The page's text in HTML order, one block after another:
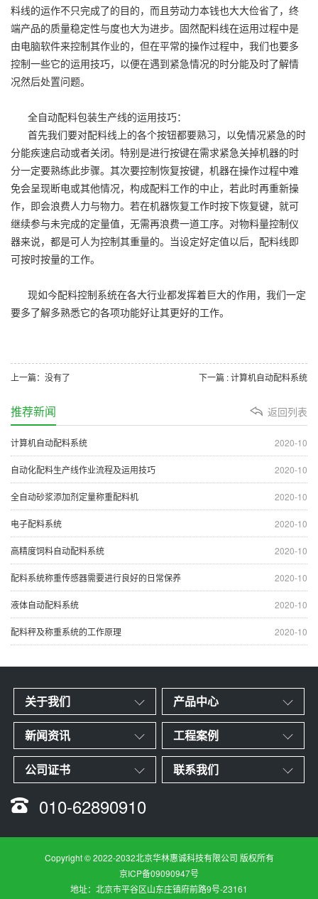
料线的运作不只完成了的目的，而且劳动力本钱也大大俭省了，终
端产品的质量稳定性与度也大为进步。固然配料线在运用过程中是
由电脑软件来控制其作业的，但在平常的操作过程中，我们也要多
控制一些它的运用技巧，以便在遇到紧急情况的时分能及时了解情
况然后处置问题。
全自动配料包装生产线的运用技巧：
首先我们要对配料线上的各个按钮都要熟习，以免情况紧急的时
分能疾速启动或者关闭。特别是进行按键在需求紧急关掉机器的时
分一定要熟练此步骤。其次要控制恢复按键，机器在操作过程中难
免会呈现断电或其他情况，构成配料工作的中止，若此时再重新操
作，即会浪费人力与物力。若在机器恢复工作时按下恢复键，就可
继续参与未完成的定量值，无需再浪费一道工序。对物料量控制仪
器来说，都是可人为控制其重量的。当设定好定值以后，配料线即
可按时按量的工作。
现如今配料控制系统在各大行业都发挥着巨大的作用，我们一定
要多了解多熟悉它的各项功能好让其更好的工作。
上一篇：没有了 下一篇 : 计算机自动配料系统
返回列表
推荐新闻
2020-10
计算机自动配料系统
2020-10
自动化配料生产线作业流程及运用技巧
2020-10
全自动砂浆添加剂定量称重配料机
2020-10
电子配料系统
2020-10
高精度饲料自动配料系统
2020-10
配料系统称重传感器需要进行良好的日常保养
2020-10
液体自动配料系统
2020-10
配料秤及称重系统的工作原理
关于我们 产品中心
新闻资讯 工程案例
公司证书 联系我们
010-62890910
Copyright © 2022-2032北京华林惠诚科技有限公司 版权所有
京ICP备09090947号
地址：北京市平谷区山东庄镇府前路9号-23161